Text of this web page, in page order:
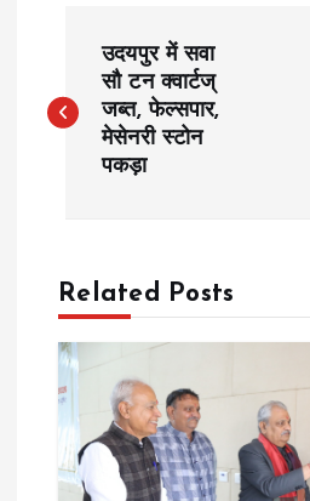
o
n
a
v
उदयपुर में सवा
सौ टन क्वार्टज्
जब्त, फेल्सपार,
मेसेनरी स्टोन
पकड़ा
Related Posts